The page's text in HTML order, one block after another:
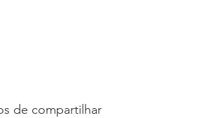
de compartilhar